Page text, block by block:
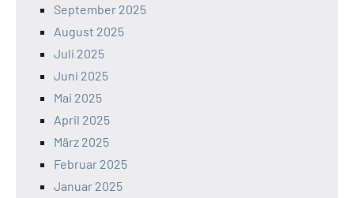
September 2025
August 2025
Juli 2025
Juni 2025
Mai 2025
April 2025
März 2025
Februar 2025
Januar 2025